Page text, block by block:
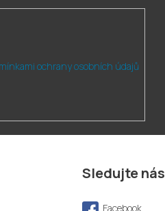
ochrany osobních údajů
Sledujte nás
Facebook